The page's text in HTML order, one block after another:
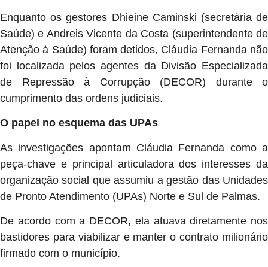
Enquanto os gestores Dhieine Caminski (secretária de
Saúde) e Andreis Vicente da Costa (superintendente de
Atenção à Saúde) foram detidos, Cláudia Fernanda não
foi localizada pelos agentes da Divisão Especializada
de Repressão à Corrupção (DECOR) durante o
cumprimento das ordens judiciais.
O papel no esquema das UPAs
As investigações apontam Cláudia Fernanda como a
peça-chave e principal articuladora dos interesses da
organização social que assumiu a gestão das Unidades
de Pronto Atendimento (UPAs) Norte e Sul de Palmas.
De acordo com a DECOR, ela atuava diretamente nos
bastidores para viabilizar e manter o contrato milionário
firmado com o município.